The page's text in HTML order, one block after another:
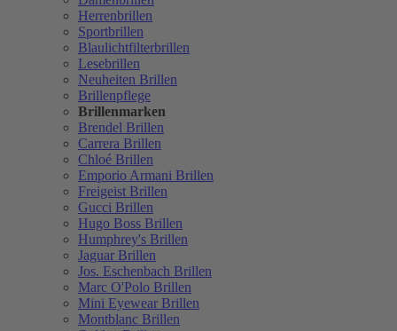
Herrenbrillen
Sportbrillen
Blaulichtfilterbrillen
Lesebrillen
Neuheiten Brillen
Brillenpflege
Brillenmarken
Brendel Brillen
Carrera Brillen
Chloé Brillen
Emporio Armani Brillen
Freigeist Brillen
Gucci Brillen
Hugo Boss Brillen
Humphrey's Brillen
Jaguar Brillen
Jos. Eschenbach Brillen
Marc O'Polo Brillen
Mini Eyewear Brillen
Montblanc Brillen